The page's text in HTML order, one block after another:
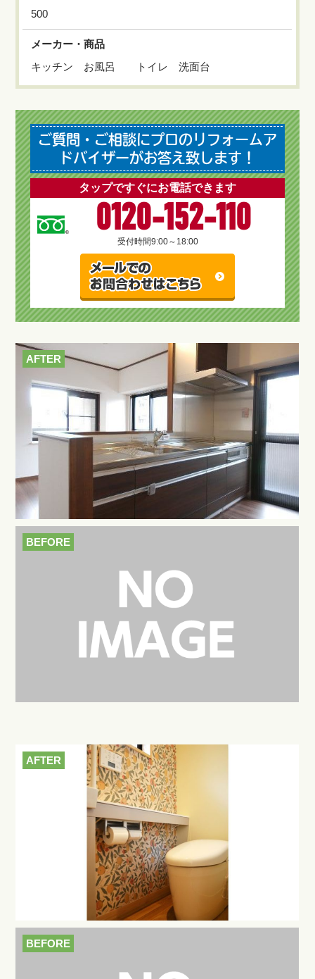
500
メーカー・商品
キッチン お風呂 トイレ 洗面台
ご質問・ご相談にプロのリフォームア
ドバイザーがお答え致します！
タップですぐにお電話できます
0120-152-110
受付時間9:00～18:00
AFTER
BEFORE
AFTER
BEFORE